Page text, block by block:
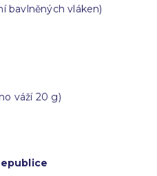
bavlněných vláken)
váží 20 g)